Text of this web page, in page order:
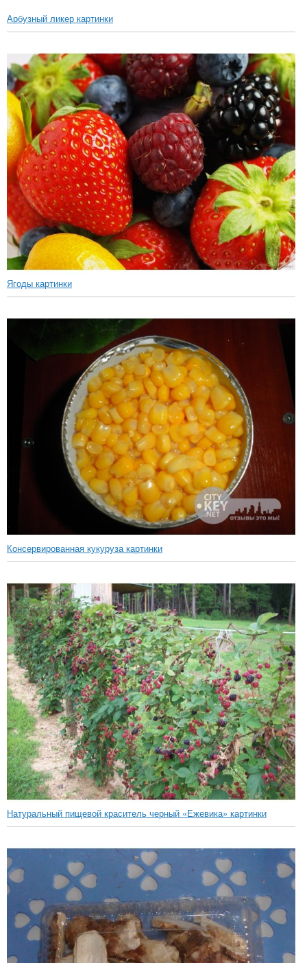
Арбузный ликер картинки
Ягоды картинки
Консервированная кукуруза картинки
Натуральный пищевой краситель черный «Ежевика» картинки